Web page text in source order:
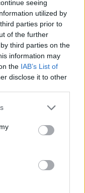
seeing
utilized by
parties prior to
of the further
third parties on the
information may
the IAB’s List of
disclose it to other
or more Google
You may click to
party tags to
in below Google
között,
apró,